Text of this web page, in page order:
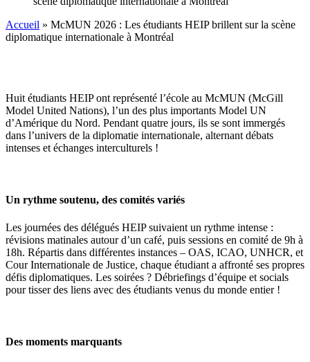
Accueil » McMUN 2026 : Les étudiants HEIP brillent sur la scène
diplomatique internationale à Montréal
Huit étudiants HEIP ont représenté l’école au McMUN (McGill
Model United Nations), l’un des plus importants Model UN
d’Amérique du Nord. Pendant quatre jours, ils se sont immergés
dans l’univers de la diplomatie internationale, alternant débats
intenses et échanges interculturels !
Un rythme soutenu, des comités variés
Les journées des délégués HEIP suivaient un rythme intense :
révisions matinales autour d’un café, puis sessions en comité de 9h à
18h. Répartis dans différentes instances – OAS, ICAO, UNHCR, et
Cour Internationale de Justice, chaque étudiant a affronté ses propres
défis diplomatiques. Les soirées ? Débriefings d’équipe et socials
pour tisser des liens avec des étudiants venus du monde entier !
Des moments marquants